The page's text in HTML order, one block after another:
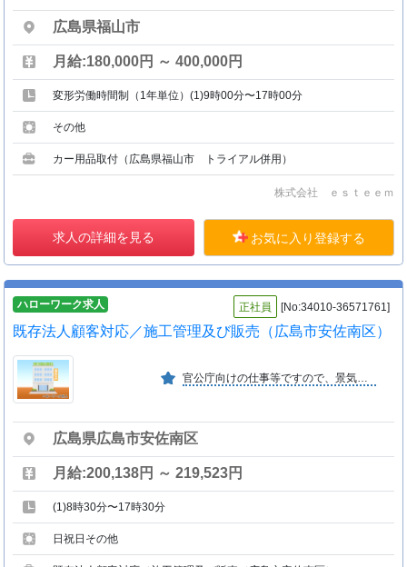
広島県福山市
月給:180,000円 ～ 400,000円
変形労働時間制（1年単位）(1)9時00分〜17時00分
その他
カー用品取付（広島県福山市 トライアル併用）
株式会社 ｅｓｔｅｅｍ
求人の詳細を見る お気に入り登録する
ハローワーク求人 正社員 [No:34010-36571761]
既存法人顧客対応／施工管理及び販売（広島市安佐南区）
官公庁向けの仕事等ですので、景気・不景気に関係なく安定しています。
広島県広島市安佐南区
月給:200,138円 ～ 219,523円
(1)8時30分〜17時30分
日祝日その他